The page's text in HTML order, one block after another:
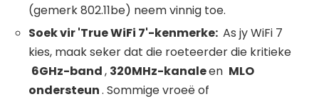
(gemerk 802.11be) neem vinnig toe.
Soek vir 'TrueWiFi 7'-kenmerke: As jy WiFi 7
kies, maak seker dat die roeteerder die kritieke
6GHz-band, 320MHz-kanaleen MLO
ondersteun. Sommige vroeë of